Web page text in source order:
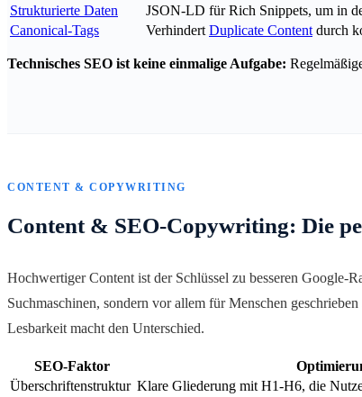
Strukturierte Daten
JSON-LD für Rich Snippets, um in
Canonical-Tags
Verhindert Duplicate Content durch
Technisches SEO ist keine einmalige Aufgabe:
CONTENT & COPYWRITING
Content & SEO-Copywriting: Die
Hochwertiger Content ist der Schlüssel zu besseren Google-
Suchmaschinen, sondern vor allem für Menschen
Lesbarkeit macht den Unterschied.
SEO-Faktor
Überschriftenstruktur Klare Gliederung mit H1-H6, die